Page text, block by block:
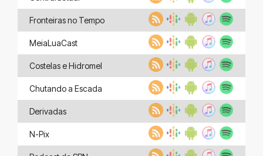
Fronteiras no Tempo
MeiaLuaCast
Costelas e Hidromel
Chutando a Escada
Derivadas
N-Pix